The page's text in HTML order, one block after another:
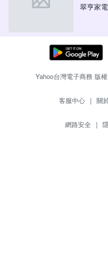
翠亨家
Yahoo台灣電子商務 版
客服中心 | 關
網路安全 |